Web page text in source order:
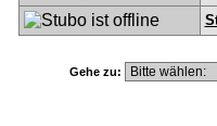
Gehe zu: